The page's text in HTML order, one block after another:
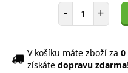
- Počet položek
+
V košíku máte zboží za 0
získáte dopravu zdarma!